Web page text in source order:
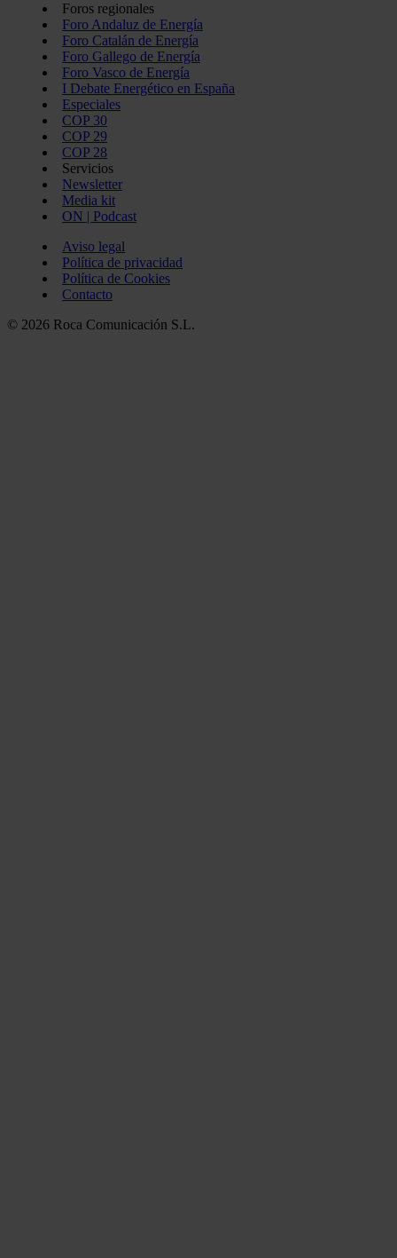
Foros regionales
Foro Andaluz de Energía
Foro Catalán de Energía
Foro Gallego de Energía
Foro Vasco de Energía
I Debate Energético en España
Especiales
COP 30
COP 29
COP 28
Servicios
Newsletter
Media kit
ON | Podcast
Aviso legal
Política de privacidad
Política de Cookies
Contacto
© 2026 Roca Comunicación S.L.